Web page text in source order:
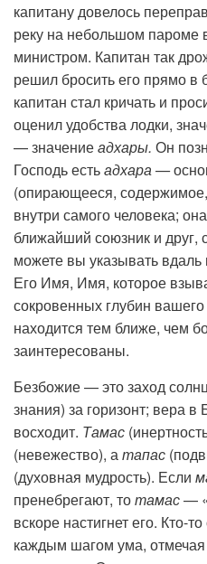
капитану довелось
реку на небольшом пароме
министром. Капитан так
решил бросить его прямо в
капитан стал кричать и
оценил удобства лодки,
— значениеадхары. Он
Господь естьадхара —
(опирающееся,
внутри самого человека;
ближайший союзник и друг,
можете вы указывать
Его Имя, Имя, которое
сокровенных глубин
находится тем ближе, чем
заинтересованы.
Безбожие — это заход
знания) за горизонт; вера
восходит. Тамас
(невежество), атапас
(духовная мудрость). Если
пренебрегают, тотамас—
вскоре настигнет его. Кто-
каждым шагом ума,